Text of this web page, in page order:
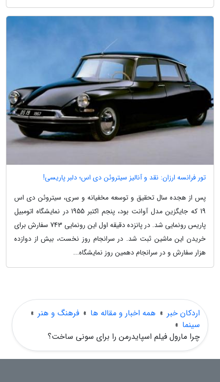
تور فرانسه ارزان: نقد و آنالیز سیتروئن دی اس؛ دلبر پاریسی!
پس از هجده سال تحقیق و توسعه مخفیانه و سری، سیتروئن دی اس
19 که جایگزین مدل آوانت بود، پنجم اکتبر 1955 در نمایشگاه اتومبیل
پاریس رونمایی شد. در پانزده دقیقه اول این رونمایی 743 سفارش برای
خریدن این ماشین ثبت شد. در سرانجام روز نخست، بیش از دوازده
هزار سفارش و در سرانجام دهمین روز نمایشگاه...
اردکان خبر » همه اخبار و مقاله ها » فرهنگ و هنر »
سینما »
چرا مارول فیلم اسپایدرمن را برای سونی ساخت؟